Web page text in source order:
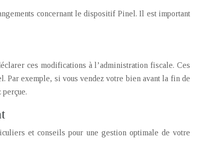
concernant le dispositif Pinel. Il est important
ces modifications à l’administration fiscale. Ces
Par exemple, si vous vendez votre bien avant la fin de
et conseils pour une gestion optimale de votre